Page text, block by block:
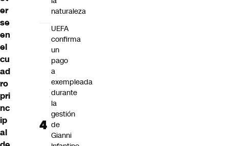
er
se
en
el
cu
ad
ro
pri
nc
ip
al
naturaleza
UEFA
confirma
un
pago
a
exempleada
durante
la
gestión
de
Gianni